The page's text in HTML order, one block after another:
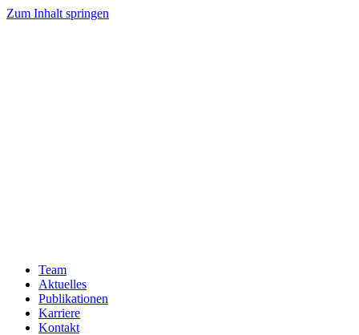
Zum Inhalt springen
Team
Aktuelles
Publikationen
Karriere
Kontakt